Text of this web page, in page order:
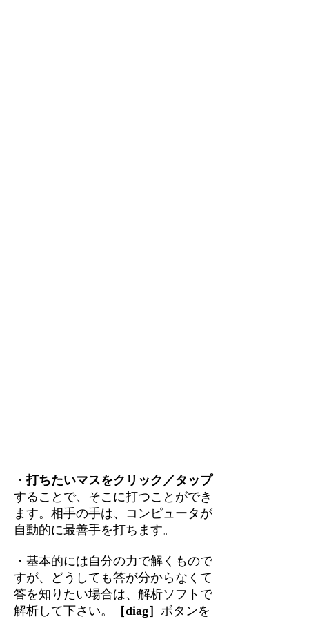
・打ちたいマスをクリック／タップ
することで、そこに打つことができ
ます。相手の手は、コンピュータが
自動的に最善手を打ちます。
・基本的には自分の力で解くもので
すが、どうしても答が分からなくて
答を知りたい場合は、解析ソフトで
解析して下さい。
［diag］ ボタンを